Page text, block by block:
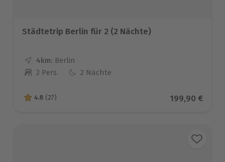
Städtetrip Berlin für 2 (2 Nächte)
4km: Entfernung
Standort
Berlin
Anzahl der Teilnehmer
2 Pers. 2 Nächte
4.8 von 5 Sternen basierend auf 27 Bewertungen
4.8 (27) Aktueller
199,90 €